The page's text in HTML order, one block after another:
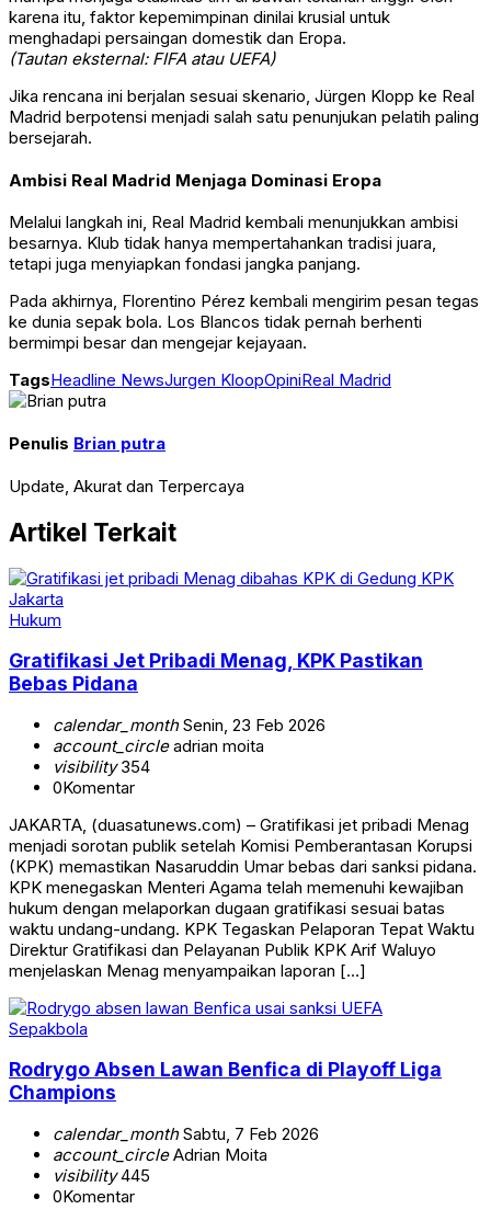
karena itu, faktor kepemimpinan dinilai krusial untuk
menghadapi persaingan domestik dan Eropa.
(Tautan eksternal: FIFA atau UEFA)
Jika rencana ini berjalan sesuai skenario, Jürgen Klopp ke Real
Madrid berpotensi menjadi salah satu penunjukan pelatih paling
bersejarah.
Ambisi Real Madrid Menjaga Dominasi Eropa
Melalui langkah ini, Real Madrid kembali menunjukkan ambisi
besarnya. Klub tidak hanya mempertahankan tradisi juara,
tetapi juga menyiapkan fondasi jangka panjang.
Pada akhirnya, Florentino Pérez kembali mengirim pesan tegas
ke dunia sepak bola. Los Blancos tidak pernah berhenti
bermimpi besar dan mengejar kejayaan.
TagsHeadline NewsJurgen KloopOpiniReal Madrid
Penulis Brian putra
Update, Akurat dan Terpercaya
Artikel Terkait
Hukum
Gratifikasi Jet Pribadi Menag, KPK Pastikan
Bebas Pidana
calendar_monthSenin, 23 Feb 2026
account_circleadrian moita
visibility354
0Komentar
JAKARTA, (duasatunews.com) – Gratifikasi jet pribadi Menag
menjadi sorotan publik setelah Komisi Pemberantasan Korupsi
(KPK) memastikan Nasaruddin Umar bebas dari sanksi pidana.
KPK menegaskan Menteri Agama telah memenuhi kewajiban
hukum dengan melaporkan dugaan gratifikasi sesuai batas
waktu undang-undang. KPK Tegaskan Pelaporan Tepat Waktu
Direktur Gratifikasi dan Pelayanan Publik KPK Arif Waluyo
menjelaskan Menag menyampaikan laporan […]
Sepakbola
Rodrygo Absen Lawan Benfica di Playoff Liga
Champions
calendar_monthSabtu, 7 Feb 2026
account_circleAdrian Moita
visibility445
0Komentar